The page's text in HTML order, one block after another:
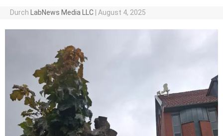
Durch LabNews Media LLC | August 4, 2025